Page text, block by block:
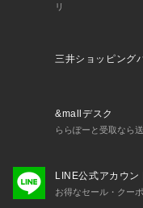
リ
三井ショッピング
&mallデスク
ららぽーと受取なら
LINE公式アカウン
お得なセール・クー